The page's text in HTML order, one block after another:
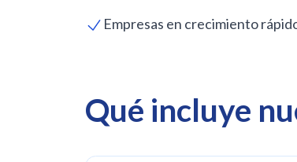
Empresas en crecimiento
Qué incluye